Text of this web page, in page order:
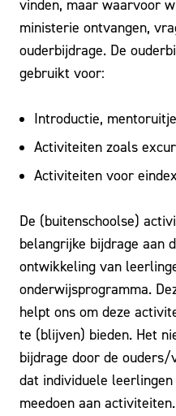
vinden, maar waarvoor
ministerie ontvangen,
ouderbijdrage. De
gebruikt voor:
Introductie,
Activiteiten zoals
Activiteiten voor
De (buitenschoolse)
belangrijke bijdrage aan
ontwikkeling van
onderwijsprogramma.
helpt ons om deze
te (blijven) bieden. Het
bijdrage door de
dat individuele
meedoen aan